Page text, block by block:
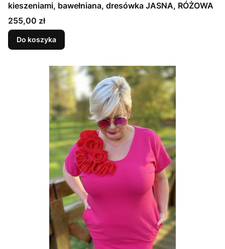
kieszeniami, bawełniana, dresówka JASNA, RÓŻOWA
Cena
255,00 zł
Do koszyka